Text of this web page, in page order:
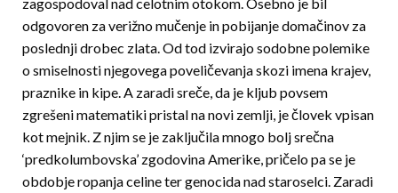
odgovoren za verižno mučenje in pobijanje domačinov za
poslednji drobec zlata. Od tod izvirajo sodobne polemike
o smiselnosti njegovega poveličevanja skozi imena krajev,
praznike in kipe. A zaradi sreče, da je kljub povsem
zgrešeni matematiki pristal na novi zemlji, je človek vpisan
kot mejnik. Z njim se je zaključila mnogo bolj srečna
‘predkolumbovska’ zgodovina Amerike, pričelo pa se je
obdobje ropanja celine ter genocida nad staroselci. Zaradi